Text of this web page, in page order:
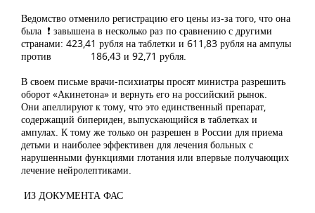
Ведомство отменило регистрацию его цены из-за того, что она
была ❗ завышена в несколько раз по сравнению с другими
странами: 423,41 рубля на таблетки и 611,83 рубля на ампулы
против 186,43 и 92,71 рубля.
В своем письме врачи-психиатры просят министра разрешить
оборот «Акинетона» и вернуть его на российский рынок.
Они апеллируют к тому, что это единственный препарат,
содержащий бипериден, выпускающийся в таблетках и
ампулах. К тому же только он разрешен в России для приема
детьми и наиболее эффективен для лечения больных с
нарушенными функциями глотания или впервые получающих
лечение нейролептиками.
ИЗ ДОКУМЕНТА ФАС